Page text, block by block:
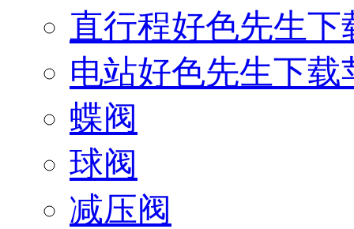
直行程好色先生
电站好色先生下
蝶阀
球阀
减压阀